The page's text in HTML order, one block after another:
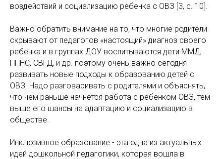
воздействий и социализацию ребенка с ОВЗ [3, с. 10].
Важно обратить внимание на то, что многие родители
скрывают от педагогов «настоящий» диагноз своего
ребенка и в группах ДОУ воспитываются дети ММД,
ППНС, СВГД, и др. поэтому очень важно сегодня
развивать новые подходы к образованию детей с
ОВЗ. Надо разговаривать с родителями и объяснять,
что чем раньше начнётся работа с ребёнком ОВЗ, тем
выше его шансы на адаптацию и социализацию в
обществе.
Инклюзивное образование - эта одна из актуальных
идей дошкольной педагогики, которая вошла в